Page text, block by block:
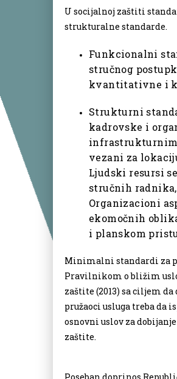
U socijalnoj zaštiti
strukturalne standarde.
Funkcionalni
stručnog
kvantitativne i
Strukturni
kadrovske i
infrastrukturnim
vezani za
Ljudski resursi
stručnih
Organizacioni
ekomočnih
i planskom
Minimalni standardi za
Pravilnikom o bližim
zaštite (2013) sa ciljem
pružaoci usluga treba da
osnovni uslov za
zaštite.